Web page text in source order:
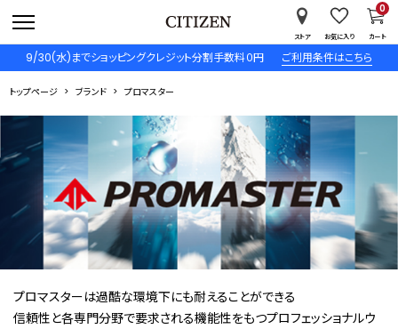
9/30(水)までショッピングクレジット分割手数料０円 ご利用条件はこちら
ストア お気に入り カート
0
トップページ ブランド プロマスター
プロマスターは過酷な環境下にも耐えることができる
信頼性と各専門分野で要求される機能性をもつプロフェッショナルウ